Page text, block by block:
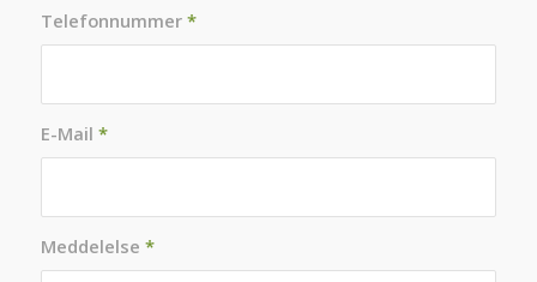
Telefonnummer *
E-Mail *
Meddelelse *